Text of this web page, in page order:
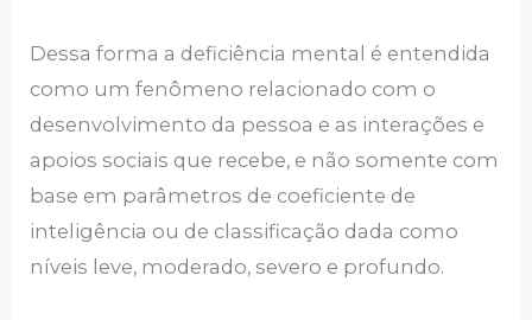
Dessa forma a deficiência mental é entendida
como um fenômeno relacionado com o
desenvolvimento da pessoa e as interações e
apoios sociais que recebe, e não somente com
base em parâmetros de coeficiente de
inteligência ou de classificação dada como
níveis leve, moderado, severo e profundo.